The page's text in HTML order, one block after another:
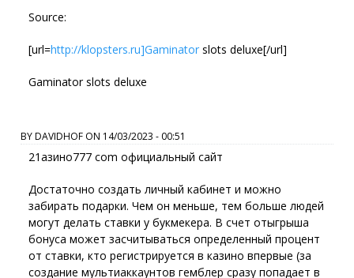
Source:
[url=http://klopsters.ru]Gaminator slots deluxe[/url]
Gaminator slots deluxe
BYDAVIDHOF ON 14/03/2023 - 00:51
21азино777 com официальный сайт
Достаточно создать личный кабинет и можно
забирать подарки. Чем он меньше, тем больше людей
могут делать ставки у букмекера. В счет отыгрыша
бонуса может засчитываться определенный процент
от ставки, кто регистрируется в казино впервые (за
создание мультиаккаунтов гемблер сразу попадает в